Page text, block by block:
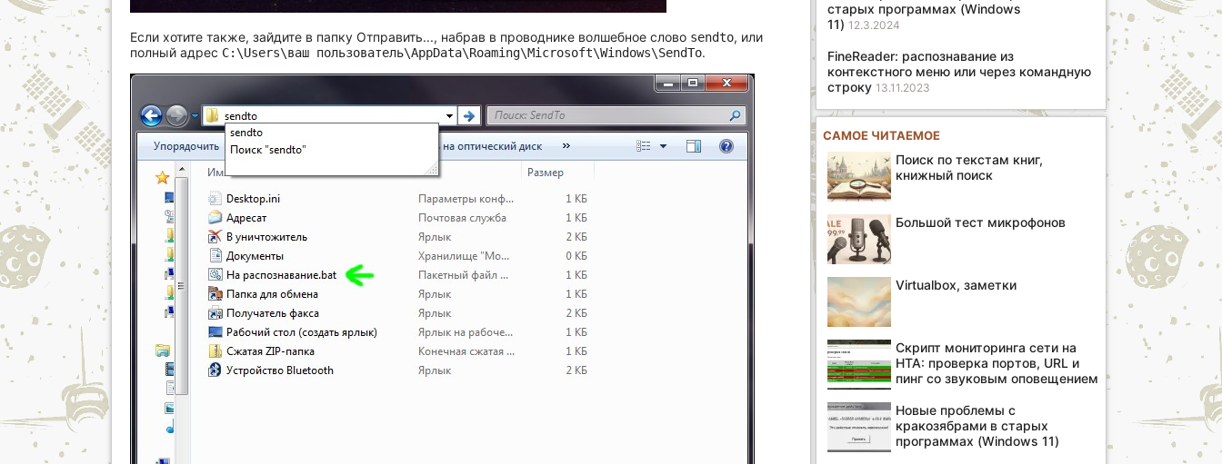
Если хотите также, зайдите в папку Отправить..., набрав в проводнике волшебное слово sendto, или
полный адрес C:\Users\ваш пользователь\AppData\Roaming\Microsoft\Windows\SendTo.
старых программах (Windows
11) 12.3.2024
FineReader: распознавание из
контекстного меню или через командную
строку 13.11.2023
САМОЕ ЧИТАЕМОЕ
Поиск по текстам книг,
книжный поиск
Большой тест микрофонов
Virtualbox, заметки
Скрипт мониторинга сети на
HTA: проверка портов, URL и
пинг со звуковым оповещением
Новые проблемы с
кракозябрами в старых
программах (Windows 11)